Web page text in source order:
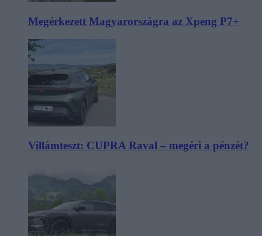
Megérkezett Magyarországra az Xpeng P7+
Villámteszt: CUPRA Raval – megéri a pénzét?